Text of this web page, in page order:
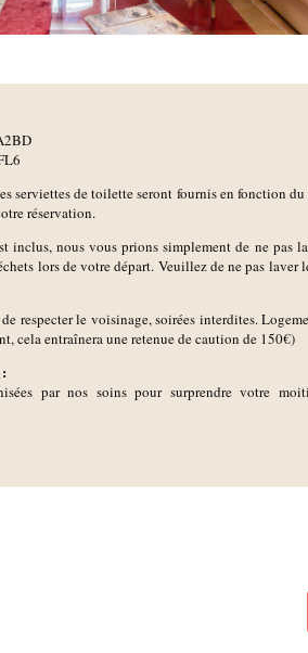
serviettes de toilette seront fournis en fonction
réservation.
inclus, nous vous prions simplement de ne pas
lors de votre départ. Veuillez de ne pas laver
respecter le voisinage, soirées interdites.
cela entraînera une retenue de caution de 150€)
par nos soins pour surprendre votre